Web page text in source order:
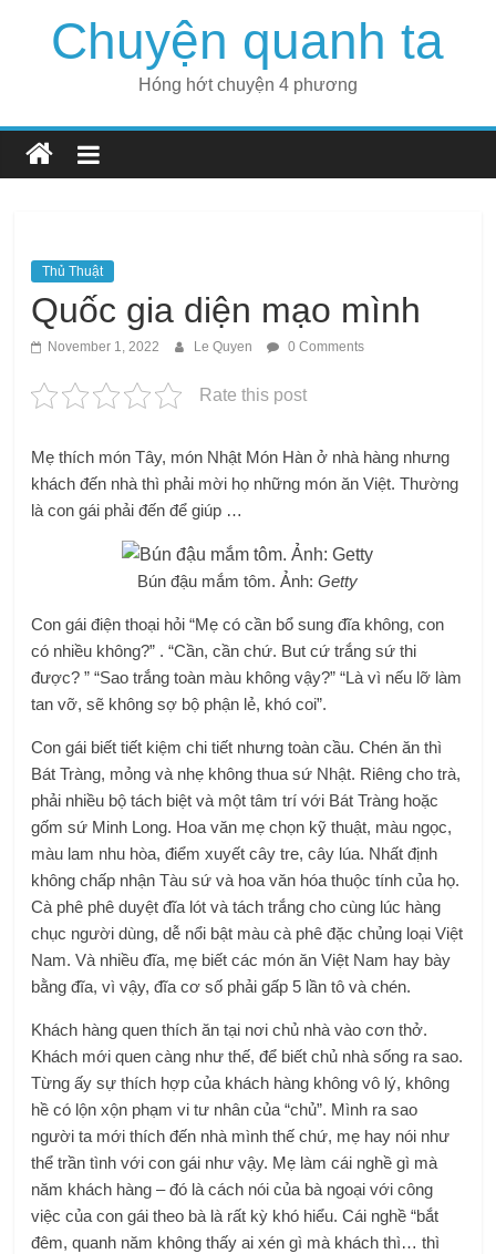
Chuyện quanh ta
Hóng hớt chuyện 4 phương
Thủ Thuật
Quốc gia diện mạo mình
November 1, 2022 Le Quyen 0 Comments
Rate this post
Mẹ thích món Tây, món Nhật Món Hàn ở nhà hàng nhưng
khách đến nhà thì phải mời họ những món ăn Việt. Thường
là con gái phải đến để giúp …
Bún đậu mắm tôm. Ảnh:Getty
Con gái điện thoại hỏi “Mẹ có cần bổ sung đĩa không, con
có nhiều không?” . “Cần, cần chứ. But cứ trắng sứ thi
được? ” “Sao trắng toàn màu không vậy?” “Là vì ​​nếu lỡ làm
tan vỡ, sẽ không sợ bộ phận lẻ, khó coi”.
Con gái biết tiết kiệm chi tiết nhưng toàn cầu. Chén ăn thì
Bát Tràng, mỏng và nhẹ không thua sứ Nhật. Riêng cho trà,
phải nhiều bộ tách biệt và một tâm trí với Bát Tràng hoặc
gốm sứ Minh Long. Hoa văn mẹ chọn kỹ thuật, màu ngọc,
màu lam nhu hòa, điểm xuyết cây tre, cây lúa. Nhất định
không chấp nhận Tàu sứ và hoa văn hóa thuộc tính của họ.
Cà phê phê duyệt đĩa lót và tách trắng cho cùng lúc hàng
chục người dùng, dễ nổi bật màu cà phê đặc chủng loại Việt
Nam. Và nhiều đĩa, mẹ biết các món ăn Việt Nam hay bày
bằng đĩa, vì vậy, đĩa cơ số phải gấp 5 lần tô và chén.
Khách hàng quen thích ăn tại nơi chủ nhà vào cơn thở.
Khách mới quen càng như thế, để biết chủ nhà sống ra sao.
Từng ấy sự thích hợp của khách hàng không vô lý, không
hề có lộn xộn phạm vi tư nhân của “chủ”. Mình ra sao
người ta mới thích đến nhà mình thế chứ, mẹ hay nói như
thể trần tình với con gái như vậy. Mẹ làm cái nghề gì mà
năm khách hàng – đó là cách nói của bà ngoại với công
việc của con gái theo bà là rất kỳ khó hiểu. Cái nghề “bắt
đêm, quanh năm không thấy ai xén gì mà khách thì… thì